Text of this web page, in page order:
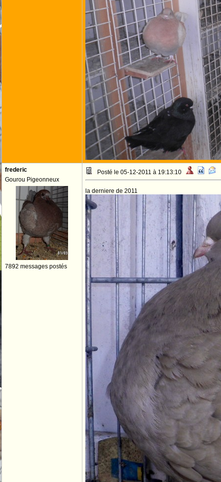
frederic
Gourou Pigeonneux
7892 messages postés
Posté le 05-12-2011 à 19:13:10
la derniere de 2011